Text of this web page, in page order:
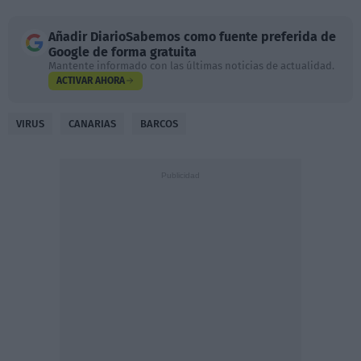
Añadir DiarioSabemos como fuente preferida de
Google de forma gratuita
Mantente informado con las últimas noticias de actualidad.
ACTIVAR AHORA
VIRUS CANARIAS BARCOS